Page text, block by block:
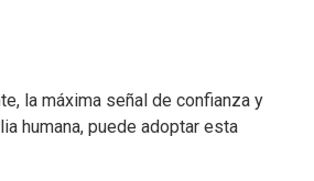
la máxima señal de confianza y
humana, puede adoptar esta